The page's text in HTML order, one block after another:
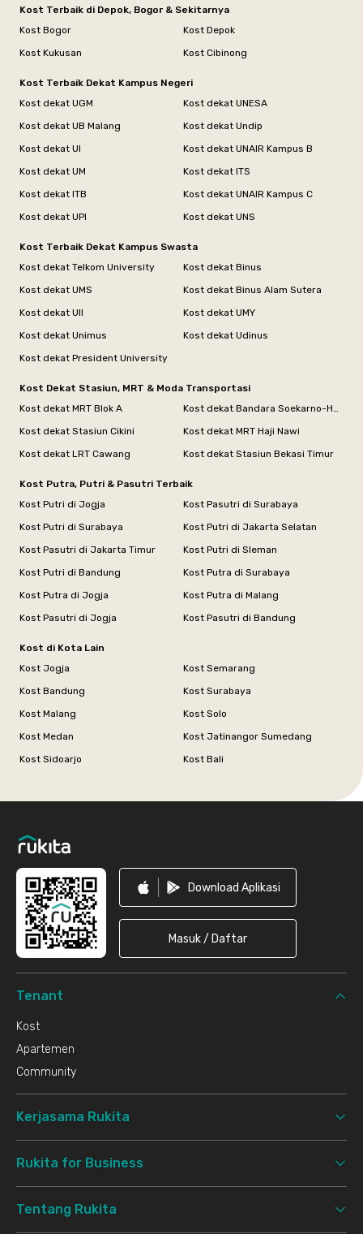
Kost Terbaik di Depok, Bogor & Sekitarnya
Kost Bogor
Kost Depok
Kost Kukusan
Kost Cibinong
Kost Terbaik Dekat Kampus Negeri
Kost dekat UGM
Kost dekat UNESA
Kost dekat UB Malang
Kost dekat Undip
Kost dekat UI
Kost dekat UNAIR Kampus B
Kost dekat UM
Kost dekat ITS
Kost dekat ITB
Kost dekat UNAIR Kampus C
Kost dekat UPI
Kost dekat UNS
Kost Terbaik Dekat Kampus Swasta
Kost dekat Telkom University
Kost dekat Binus
Kost dekat UMS
Kost dekat Binus Alam Sutera
Kost dekat UII
Kost dekat UMY
Kost dekat Unimus
Kost dekat Udinus
Kost dekat President University
Kost Dekat Stasiun, MRT & Moda Transportasi
Kost dekat MRT Blok A
Kost dekat Bandara Soekarno-Hatta
Kost dekat Stasiun Cikini
Kost dekat MRT Haji Nawi
Kost dekat LRT Cawang
Kost dekat Stasiun Bekasi Timur
Kost Putra, Putri & Pasutri Terbaik
Kost Putri di Jogja
Kost Pasutri di Surabaya
Kost Putri di Surabaya
Kost Putri di Jakarta Selatan
Kost Pasutri di Jakarta Timur
Kost Putri di Sleman
Kost Putri di Bandung
Kost Putra di Surabaya
Kost Putra di Jogja
Kost Putra di Malang
Kost Pasutri di Jogja
Kost Pasutri di Bandung
Kost di Kota Lain
Kost Jogja
Kost Semarang
Kost Bandung
Kost Surabaya
Kost Malang
Kost Solo
Kost Medan
Kost Jatinangor Sumedang
Kost Sidoarjo
Kost Bali
Download Aplikasi
Masuk / Daftar
Tenant
Kost
Apartemen
Community
Kerjasama Rukita
Rukita for Business
Tentang Rukita